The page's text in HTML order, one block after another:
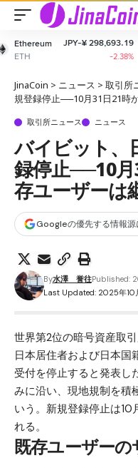
¥ 298,693.19
XRP
XRP
JinaCoin > ニュース > 取引所
規登録停止──10月31日21時
取引所ニュース ニュース
バイビット、
録停止──10
存ユーザーは
Googleの優先する情報源
Last Updated: 2025年10
By水澤 誉往Published:
世界第2位の暗号資産取
日本居住者および日本国
受付を停止すると発表し
みに沿い、現地規制を積
いう。新規登録停止は10
れる。
既存ユーザー